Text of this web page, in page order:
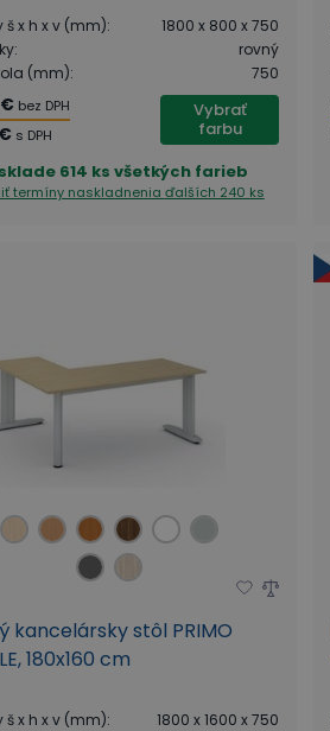
š x h x v (mm):
1800 x 800 x 750
:
rovný
(mm): 750
bez DPH
s DPH
Vybrať
farbu
614 ks všetkých farieb
termíny naskladnenia ďalších 240 ks
kancelársky stôl PRIMO
180x160 cm
š x h x v (mm):
1800 x 1600 x 750